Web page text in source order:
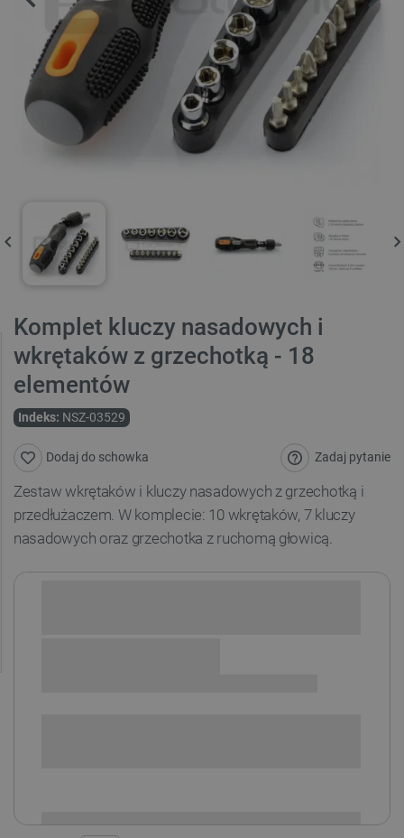
Komplet kluczy nasadowych i
wkrętaków z grzechotką - 18
elementów
Indeks: NSZ-03529
Zadaj pytanie
Dodaj do schowka
Zestaw wkrętaków i kluczy nasadowych z grzechotką i
przedłużaczem. W komplecie: 10 wkrętaków, 7 kluczy
nasadowych oraz grzechotka z ruchomą głowicą.